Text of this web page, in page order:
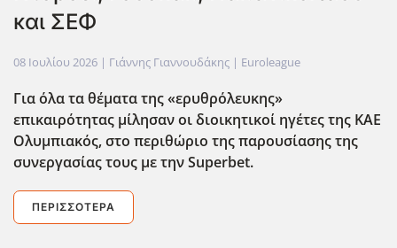
και ΣΕΦ
08 Ιουλίου 2026 | Γιάννης Γιαννουδάκης | Euroleague
Για όλα τα θέματα της «ερυθρόλευκης»
επικαιρότητας μίλησαν οι διοικητικοί ηγέτες της ΚΑΕ
Ολυμπιακός, στο περιθώριο της παρουσίασης της
συνεργασίας τους με την Superbet.
ΠΕΡΙΣΣΌΤΕΡΑ